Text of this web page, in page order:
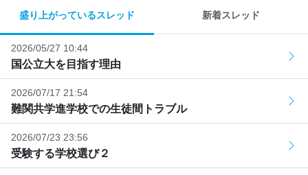
盛り上がっているスレッド 新着スレッド
2026/05/27 10:44
国公立大を目指す理由
2026/07/17 21:54
難関共学進学校での生徒間トラブル
2026/07/23 23:56
受験する学校選び２